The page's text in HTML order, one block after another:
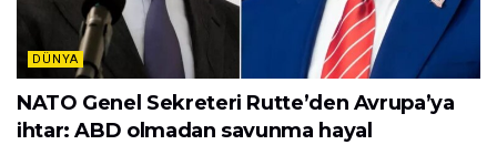
DÜNYA
NATO Genel Sekreteri Rutte’den Avrupa’ya
ihtar: ABD olmadan savunma hayal